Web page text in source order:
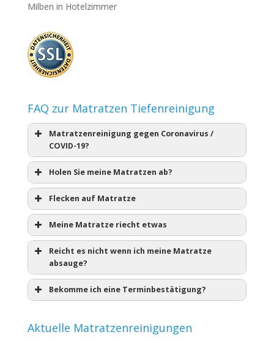
Milben in Hotelzimmer
FAQ zur Matratzen Tiefenreinigung
Matratzenreinigung gegen Coronavirus /
COVID-19?
Holen Sie meine Matratzen ab?
Flecken auf Matratze
Meine Matratze riecht etwas
Reicht es nicht wenn ich meine Matratze
absauge?
Bekomme ich eine Terminbestätigung?
Aktuelle Matratzenreinigungen